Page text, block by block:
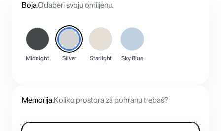
Boja.Odaberi svoju omiljenu.
Midnight Silver Starlight Sky Blue
Memorija.Koliko prostora za pohranu trebaš?